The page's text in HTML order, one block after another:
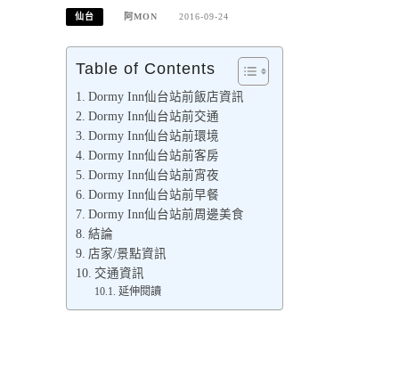
仙台 阿MON 2016-09-24
Table of Contents
Dormy Inn仙台站前飯店資訊
Dormy Inn仙台站前交通
Dormy Inn仙台站前環境
Dormy Inn仙台站前客房
Dormy Inn仙台站前宵夜
Dormy Inn仙台站前早餐
Dormy Inn仙台站前周邊美食
結論
店家/景點資訊
交通資訊
延伸閱讀